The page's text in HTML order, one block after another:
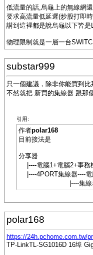
低流量的話,烏龜上的無線網
要求高流量低延遲(炒股打即
講到這裡都是說烏龜以下皆
物理限制就是一層一台
substar999
只一個建議，除非你能買到
不然就把 新買的集線器 跟那
引用:
作者polar168
目前接法是
分享器
|----電腦1+電腦2+事務
|----4PORT集線器----電
|----集線器----
polar168
https://24h.pchome.com.tw/
TP-LinkTL-SG1016D 16埠